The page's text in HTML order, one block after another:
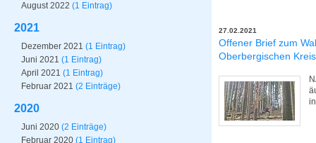
August 2022 (1 Eintrag)
2021
Dezember 2021 (1 Eintrag)
Juni 2021 (1 Eintrag)
April 2021 (1 Eintrag)
Februar 2021 (2 Einträge)
2020
Juni 2020 (2 Einträge)
Februar 2020 (1 Eintrag)
27.02.2021
Offener Brief zum
Oberbergischen Kreis